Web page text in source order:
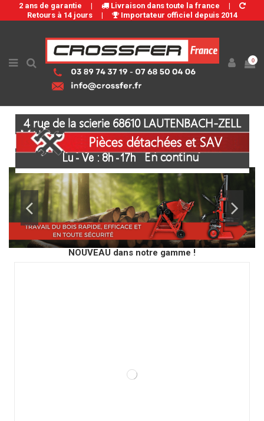
2 ans de garantie | Livraison dans toute la france
|
Retours à 14 jours
| Importateur officiel depuis 2014
0
NOUVEAU dans notre gamme !